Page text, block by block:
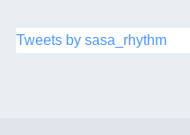
Tweets by sasa_rhythm